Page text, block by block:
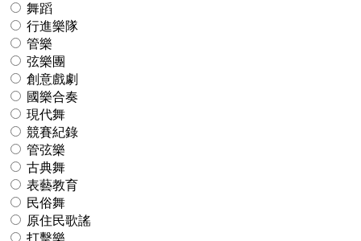
舞蹈
行進樂隊
管樂
弦樂團
創意戲劇
國樂合奏
現代舞
競賽紀錄
管弦樂
古典舞
表藝教育
民俗舞
原住民歌謠
打擊樂